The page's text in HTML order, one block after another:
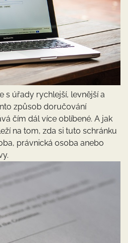
s úřady rychlejší, levnější a
způsob doručování
čím dál více oblíbené. A jak
na tom, zda si tuto schránku
právnická osoba anebo